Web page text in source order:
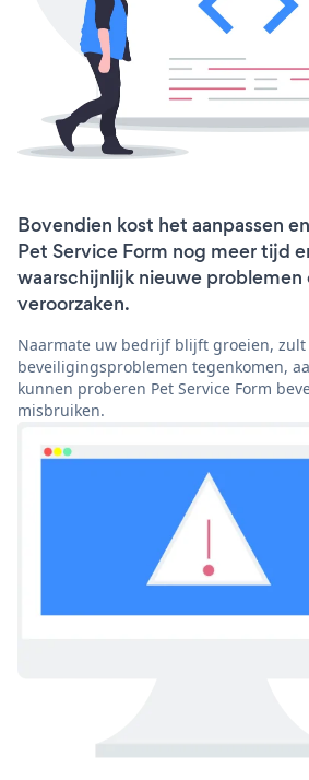
Bovendien kost het aanpassen
Pet Service Form nog meer tijd
waarschijnlijk nieuwe problemen
veroorzaken.
Naarmate uw bedrijf blijft groeien,
beveiligingsproblemen tegenkomen,
kunnen proberen Pet Service Form
misbruiken.